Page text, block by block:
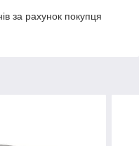
за рахунок покупця